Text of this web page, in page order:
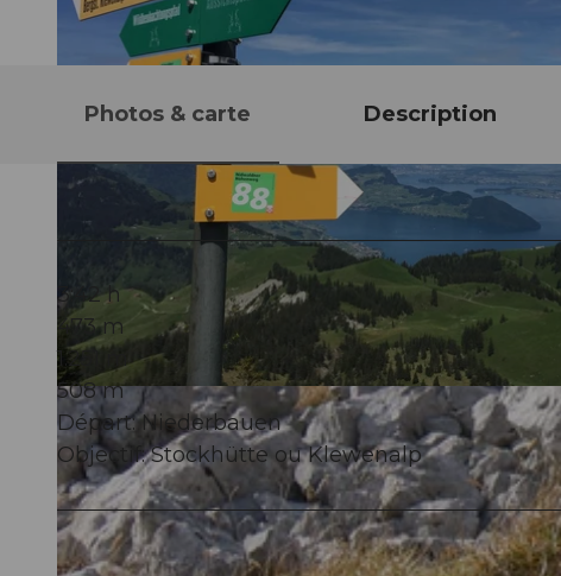
© Region Klewenalp, Nidwalden Tourismus
Photos & carte Description
3:42 h
473 m
1.251 m
508 m
Départ: Niederbauen
Objectif: Stockhütte ou Klewenalp